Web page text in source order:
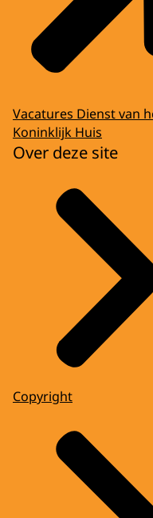
Vacatures Dienst van
Koninklijk Huis
Over deze site
Copyright